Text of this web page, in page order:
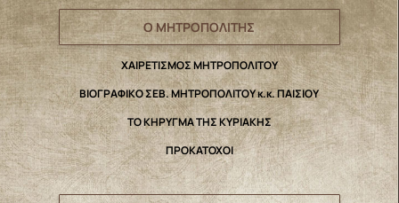
Ο ΜΗΤΡΟΠΟΛΙΤΗΣ
ΧΑΙΡΕΤΙΣΜΟΣ ΜΗΤΡΟΠΟΛΙΤΟΥ
ΒΙΟΓΡΑΦΙΚΟ ΣΕΒ. ΜΗΤΡΟΠΟΛΙΤΟΥ κ.κ. ΠΑΙΣΙΟΥ
ΤΟ ΚΗΡΥΓΜΑ ΤΗΣ ΚΥΡΙΑΚΗΣ
ΠΡΟΚΑΤΟΧΟΙ